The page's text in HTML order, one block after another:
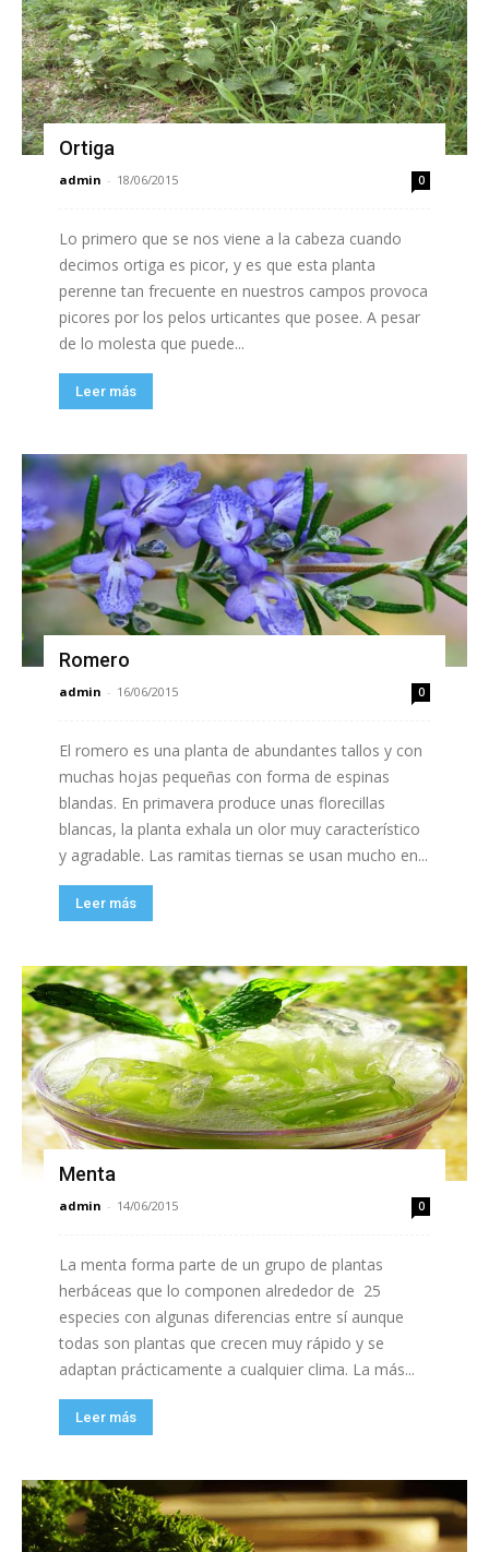
Ortiga
admin - 18/06/2015 0
Lo primero que se nos viene a la cabeza cuando
decimos ortiga es picor, y es que esta planta
perenne tan frecuente en nuestros campos provoca
picores por los pelos urticantes que posee. A pesar
de lo molesta que puede...
Leer más
Romero
admin - 16/06/2015 0
El romero es una planta de abundantes tallos y con
muchas hojas pequeñas con forma de espinas
blandas. En primavera produce unas florecillas
blancas, la planta exhala un olor muy característico
y agradable. Las ramitas tiernas se usan mucho en...
Leer más
Menta
admin - 14/06/2015 0
La menta forma parte de un grupo de plantas
herbáceas que lo componen alrededor de 25
especies con algunas diferencias entre sí aunque
todas son plantas que crecen muy rápido y se
adaptan prácticamente a cualquier clima. La más...
Leer más